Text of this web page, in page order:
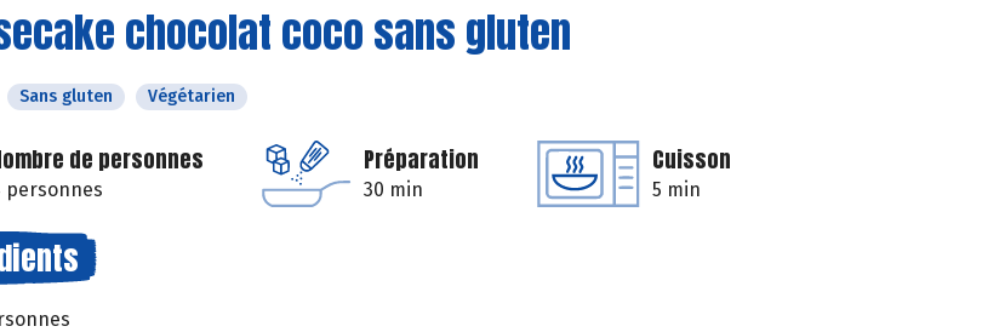
chocolat coco sans gluten
Sans gluten Végétarien
de personnes
personnes
Préparation
30 min
Cuisson
5 min